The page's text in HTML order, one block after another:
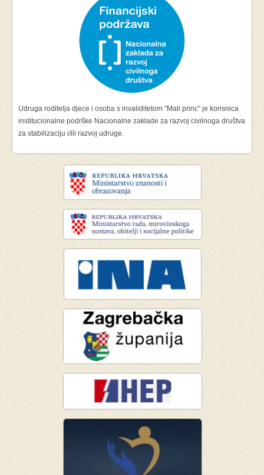
Udruga roditelja djece i osoba s invaliditetom "Mali princ" je korisnica
institucionalne podrške Nacionalne zaklade za razvoj civilnoga društva
za stabilizaciju i/ili razvoj udruge.